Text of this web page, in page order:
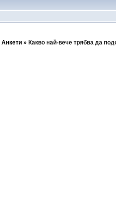
Анкети » Какво най-вече трябва да